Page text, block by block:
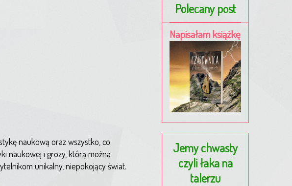
naukową oraz wszystko, co
naukowej i grozy, którą można
unikalny, niepokojący świat.
Polecany post
Napisałam książkę
Jemy chwasty
czyli łaka na
talerzu